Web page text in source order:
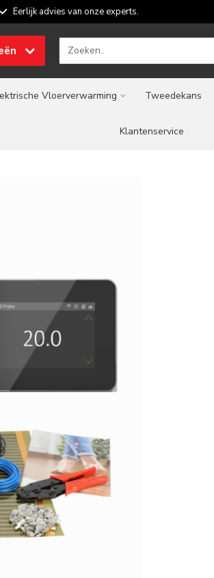
Eerlijk advies van onze experts.
Vloerverwarming Tweedekans
Klantenservice